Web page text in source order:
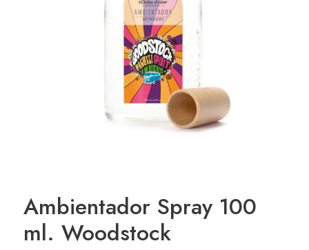
Ambientador Spray 100
ml. Woodstock